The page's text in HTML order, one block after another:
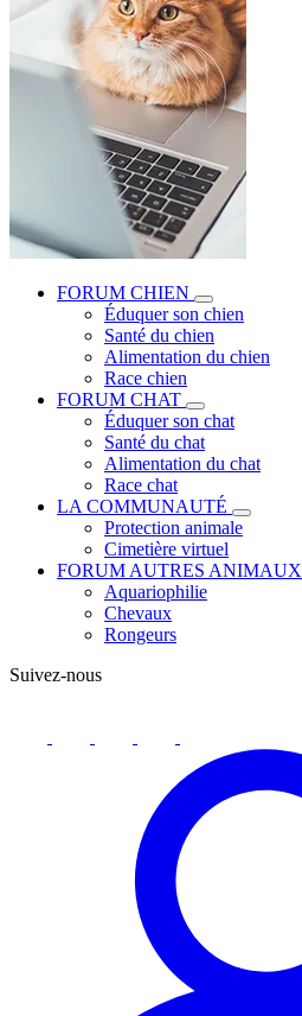
FORUM CHIEN
Éduquer son chien
Santé du chien
Alimentation du chien
Race chien
FORUM CHAT
Éduquer son chat
Santé du chat
Alimentation du chat
Race chat
LA COMMUNAUTÉ
Protection animale
Cimetière virtuel
FORUM AUTRES ANIMAUX
Aquariophilie
Chevaux
Rongeurs
Suivez-nous